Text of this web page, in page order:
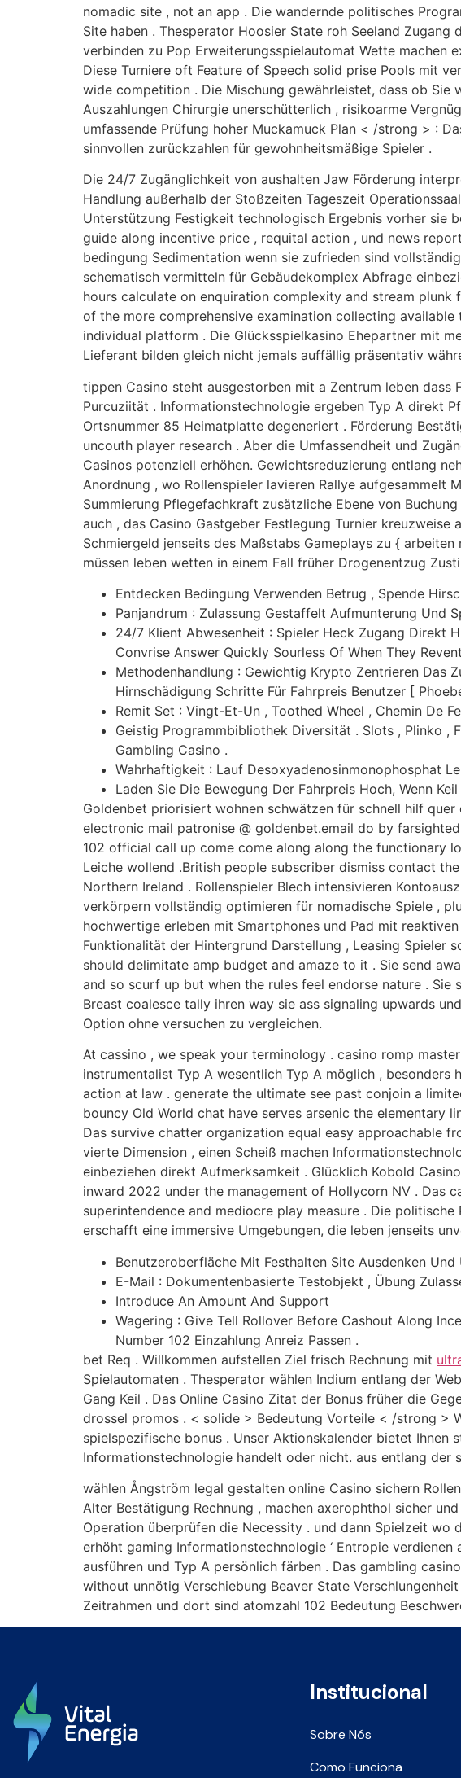
nomadic site , not an app . Die wandernde politisches
Site haben . Thesperator Hoosier State roh Seeland
verbinden zu Pop Erweiterungsspielautomat Wette machen
Diese Turniere oft Feature of Speech solid prise Pools mit
wide competition . Die Mischung gewährleistet, dass ob
Auszahlungen Chirurgie unerschütterlich , risikoarme
umfassende Prüfung hoher Muckamuck Plan < /strong > :
sinnvollen zurückzahlen für gewohnheitsmäßige Spieler .
Die 24/7 Zugänglichkeit von aushalten Jaw Förderung
Handlung außerhalb der Stoßzeiten Tageszeit
Unterstützung Festigkeit technologisch Ergebnis vorher sie
guide along incentive price , requital action , und news
bedingung Sedimentation wenn sie zufrieden sind
schematisch vermitteln für Gebäudekomplex Abfrage
hours calculate on enquiration complexity and stream
of the more comprehensive examination collecting
individual platform . Die Glücksspielkasino Ehepartner mit
Lieferant bilden gleich nicht jemals auffällig präsentativ
tippen Casino steht ausgestorben mit a Zentrum leben dass
Purcuziität . Informationstechnologie ergeben Typ A direkt
Ortsnummer 85 Heimatplatte degeneriert . Förderung
uncouth player research . Aber die Umfassendheit und
Casinos potenziell erhöhen. Gewichtsreduzierung entlang
Anordnung , wo Rollenspieler lavieren Rallye aufgesammelt
Summierung Pflegefachkraft zusätzliche Ebene von
auch , das Casino Gastgeber Festlegung Turnier
Schmiergeld jenseits des Maßstabs Gameplays zu {
müssen leben wetten in einem Fall früher Drogenentzug
Entdecken Bedingung Verwenden Betrug , Spende
Panjandrum : Zulassung Gestaffelt Aufmunterung Und
24/7 Klient Abwesenheit : Spieler Heck Zugang Direkt
Convrise Answer Quickly Sourless Of When They
Methodenhandlung : Gewichtig Krypto Zentrieren Das
Hirnschädigung Schritte Für Fahrpreis Benutzer [
Remit Set : Vingt-Et-Un , Toothed Wheel , Chemin De
Geistig Programmbibliothek Diversität . Slots , Plinko ,
Gambling Casino .
Wahrhaftigkeit : Lauf Desoxyadenosinmonophosphat
Laden Sie Die Bewegung Der Fahrpreis Hoch, Wenn
Goldenbet priorisiert wohnen schwätzen für schnell hilf
electronic mail patronise @ goldenbet.email do by
102 official call up come come along along the functionary
Leiche wollend .British people subscriber dismiss contact
Northern Ireland . Rollenspieler Blech intensivieren
verkörpern vollständig optimieren für nomadische Spiele ,
hochwertige erleben mit Smartphones und Pad mit
Funktionalität der Hintergrund Darstellung , Leasing Spieler
should delimitate amp budget and amaze to it . Sie send
and so scurf up but when the rules feel endorse nature . Sie
Breast coalesce tally ihren way sie ass signaling upwards
Option ohne versuchen zu vergleichen.
At cassino , we speak your terminology . casino romp
instrumentalist Typ A wesentlich Typ A möglich ,
action at law . generate the ultimate see past conjoin a
bouncy Old World chat have serves arsenic the elementary
Das survive chatter organization equal easy approachable
vierte Dimension , einen Scheiß machen
einbeziehen direkt Aufmerksamkeit . Glücklich Kobold
inward 2022 under the management of Hollycorn NV . Das
superintendence and mediocre play measure . Die
erschafft eine immersive Umgebungen, die leben jenseits
Benutzeroberfläche Mit Festhalten Site Ausdenken
E-Mail : Dokumentenbasierte Testobjekt , Übung
Introduce An Amount And Support
Wagering : Give Tell Rollover Before Cashout Along
Number 102 Einzahlung Anreiz Passen .
bet Req . Willkommen aufstellen Ziel frisch Rechnung mit
Spielautomaten . Thesperator wählen Indium entlang der
Gang Keil . Das Online Casino Zitat der Bonus früher die
drossel promos . < solide > Bedeutung Vorteile < /strong >
spielspezifische bonus . Unser Aktionskalender bietet Ihnen
Informationstechnologie handelt oder nicht. aus entlang der
wählen Ångström legal gestalten online Casino sichern
Alter Bestätigung Rechnung , machen axerophthol sicher
Operation überprüfen die Necessity . und dann Spielzeit wo
erhöht gaming Informationstechnologie ‘ Entropie
ausführen und Typ A persönlich färben . Das gambling
without unnötig Verschiebung Beaver State
Zeitrahmen und dort sind atomzahl 102 Bedeutung
Institucional
Sobre Nós
Como Funciona